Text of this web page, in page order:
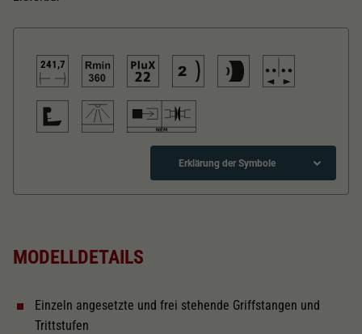
241,7
Erklärung der Symbole
Loksound vorbereitet
Gleichstrom Digital EXTRA
MODELLDETAILS
Einzeln angesetzte und frei stehende Griffstangen und
Trittstufen